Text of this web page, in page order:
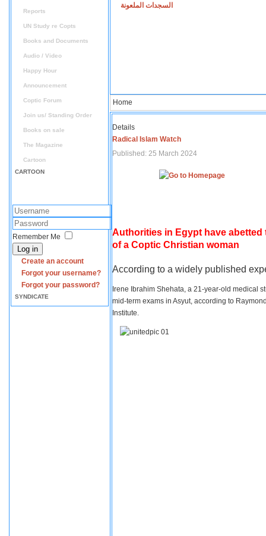
Reports
UN Study re Copts
Books and Documents
Audio / Video
Happy Hour
Announcement
Coptic Forum
Join us/ Standing Order
Books on sale
The Magazine
Cartoon
CARTOON
Remember Me
Log in
Create an account
Forgot your username?
Forgot your password?
SYNDICATE
السجدات الملعونة
Home
Details
Radical Islam Watch
Published: 25 March 2024
Authorities in Egypt have
of a Coptic Christian woman
According to a widely published
Irene Ibrahim Shehata, a 21-year-old medical
mid-term exams in Asyut, according to
Institute.